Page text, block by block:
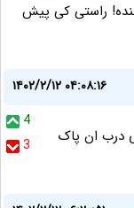
راستی کی پیش
۱۴۰۲/۲/۱۲ ۰۴:۰۸:۱۶
4
3
درب ان پاک